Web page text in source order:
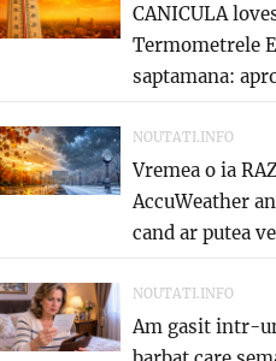
CANICULA
Termometrele
saptamana:
NOUTATI.INFO
Vremea o ia
AccuWeather
cand ar putea
NOUTATI.INFO
Am gasit intr-